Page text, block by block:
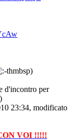
d'incontro per
23:34, modificato
VOI !!!!!